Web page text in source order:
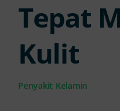
Tepat
Kulit
Penyakit Kelamin